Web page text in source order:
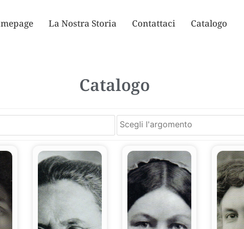
La Nostra Storia Contattaci Catalogo
Catalogo